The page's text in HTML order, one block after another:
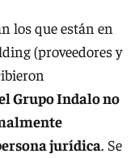
los que están en
(proveedores y
Grupo Indalo no
jurídica. Se